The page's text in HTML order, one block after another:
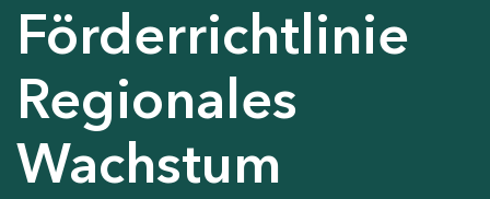
Förderrichtlinie
Regionales
Wachstum